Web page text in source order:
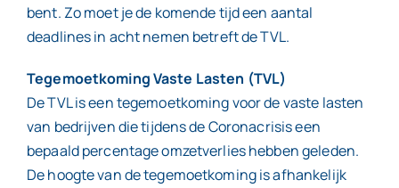
bent. Zo moet je de komende tijd een aantal
deadlines in acht nemen betreft de TVL.
Tegemoetkoming Vaste Lasten (TVL)
De TVL is een tegemoetkoming voor de vaste lasten
van bedrijven die tijdens de Coronacrisis een
bepaald percentage omzetverlies hebben geleden.
De hoogte van de tegemoetkoming is afhankelijk